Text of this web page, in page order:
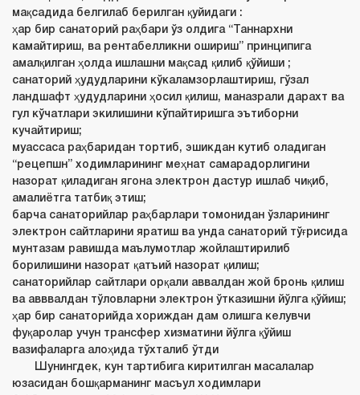
мақсадида белгилаб берилган қуйидаги :
ҳар бир санаторий раҳбари ўз олдига “Таннархни
камайтириш, ва рентабелликни ошириш” принципига
амалқилган ҳолда ишлашни мақсад қилиб қўйиши ;
санаторий ҳудудларини кўкаламзорлаштириш, гўзал
ландшафт ҳудудларини ҳосил қилиш, маназрали дарахт ва
гул кўчатлари экилишини кўпайтиришга эътиборни
кучайтириш;
муассаса раҳбаридан тортиб, эшикдан кутиб оладиган
“рецепшн” ходимларининг меҳнат самарадорлигини
назорат қиладиган ягона электрон дастур ишлаб чиқиб,
амалиётга татбиқ этиш;
барча санаторийлар раҳбарлари томонидан ўзларининг
электрон сайтларини яратиш ва унда санаторий тўғрисида
мунтазам равишда маълумотлар жойлаштирилиб
борилишини назорат қатъий назорат қилиш;
санаторийлар сайтлари орқали аввалдан жой бронь қилиш
ва авввалдан тўловларни электрон ўтказишни йўлга қўйиш;
ҳар бир санаторийда хориждан дам олишга келувчи
фуқаролар учун трансфер хизматини йўлга қўйиш
вазифаларга алоҳида тўхталиб ўтди
Шунингдек, кун тартибига киритилган масалалар
юзасидан бошқарманинг масъул ходимлари